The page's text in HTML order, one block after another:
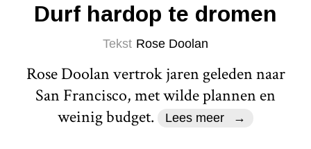
Durf hardop te dromen
Tekst Rose Doolan
Rose Doolan vertrok jaren geleden naar
San Francisco, met wilde plannen en
weinig budget.
Lees meer